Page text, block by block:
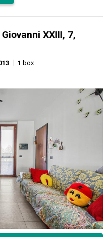
XXIII, 7,
1 box